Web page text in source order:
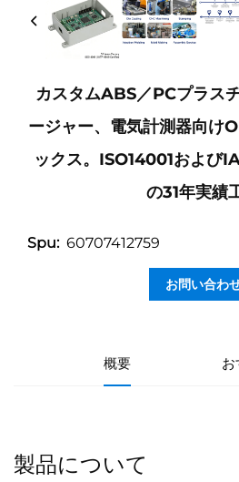
カスタムABS／PCプラス
ージャー、電気計測器向け
ックス。ISO14001および
の31年実績
Spu: 60707412759
お問い合わ
概要 お
製品について